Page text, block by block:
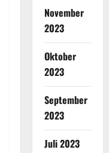
November
2023
Oktober
2023
September
2023
Juli 2023